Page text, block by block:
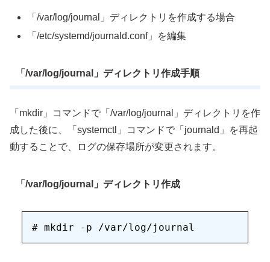
「/var/log/journal」ディレクトリを作成する場合
「/etc/systemd/journald.conf」を編集
「/var/log/journal」ディレクトリ作成手順
「mkdir」コマンドで「/var/log/journal」ディレクトリを作
成した後に、「systemctl」コマンドで「journald」を再起
動することで、ログの保存場所が変更されます。
「/var/log/journal」ディレクトリ作成